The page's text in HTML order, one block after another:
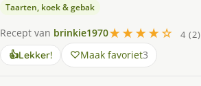
Taarten, koek & gebak
Recept van brinkie1970★★★★☆
4 (2)
👍Lekker! Maak favoriet3